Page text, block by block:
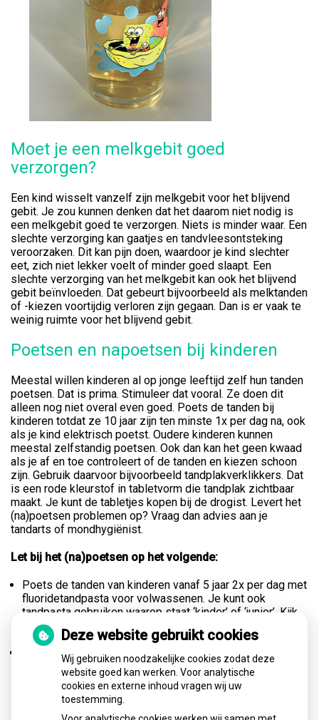
Moet je een melkgebit goed
verzorgen?
Een kind wisselt vanzelf zijn melkgebit voor het blijvend
gebit. Je zou kunnen denken dat het daarom niet nodig is
een melkgebit goed te verzorgen. Niets is minder waar. Een
slechte verzorging kan gaatjes en tandvleesontsteking
veroorzaken. Dit kan pijn doen, waardoor je kind slechter
eet, zich niet lekker voelt of minder goed slaapt. Een
slechte verzorging van het melkgebit kan ook het blijvend
gebit beïnvloeden. Dat gebeurt bijvoorbeeld als melktanden
of -kiezen voortijdig verloren zijn gegaan. Dan is er vaak te
weinig ruimte voor het blijvend gebit.
Poetsen en napoetsen bij kinderen
Meestal willen kinderen al op jonge leeftijd zelf hun tanden
poetsen. Dat is prima. Stimuleer dat vooral. Ze doen dit
alleen nog niet overal even goed. Poets de tanden bij
kinderen totdat ze 10 jaar zijn ten minste 1x per dag na, ook
als je kind elektrisch poetst. Oudere kinderen kunnen
meestal zelfstandig poetsen. Ook dan kan het geen kwaad
als je af en toe controleert of de tanden en kiezen schoon
zijn. Gebruik daarvoor bijvoorbeeld tandplakverklikkers. Dat
is een rode kleurstof in tabletvorm die tandplak zichtbaar
maakt. Je kunt de tabletjes kopen bij de drogist. Levert het
(na)poetsen problemen op? Vraag dan advies aan je
tandarts of mondhygiënist.
Let bij het (na)poetsen op het volgende:
Poets de tanden van kinderen vanaf 5 jaar 2x per dag met
fluoridetandpasta voor volwassenen. Je kunt ook
tandpasta gebruiken waarop staat ‘kinder’ of ‘junior’. Kijk
dan naar de leeftijd die hierbij wordt aangegeven
(bijvoorbeeld 5-12 jaar).
Gebruik een speciale borstel voor de kindermond. Kies
een variant met zachte haren en een kleine borstelkop.
Druk niet te hard. Vervang de borstel als de haren niet
meer op één lijn staan. Zodra kinderen een tandenborstel
kunnen vasthouden, kunnen ze ook elektrisch poetsen.
Deze website gebruikt cookies
Wij gebruiken noodzakelijke cookies zodat deze
website goed kan werken. Voor analytische
cookies en externe inhoud vragen wij uw
toestemming.